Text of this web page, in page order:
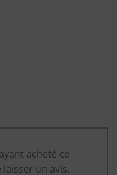
acheté ce
un avis.